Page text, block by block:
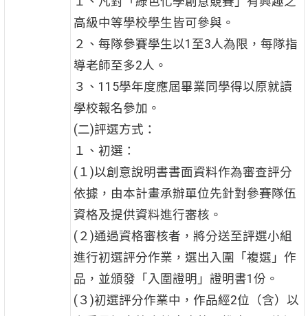
高級中等學校學生皆可參與。
２、每隊參賽學生以1至3人為限，每隊指
導老師至多2人。
３、115學年度應屆畢業同學得以原就讀
學校報名參加。
(二)評選方式：
１、初選：
(１)以創意說明書書面資料作為審查評分
依據，由本計畫承辦單位先針對參賽隊伍
資格及提供資料進行審核。
(２)通過資格審核者，將分送至評選小組
進行初選評分作業，選出入圍「複選」作
品，並頒發「入圍證明」證明書1份。
(３)初選評分作業中，作品經2位（含）以